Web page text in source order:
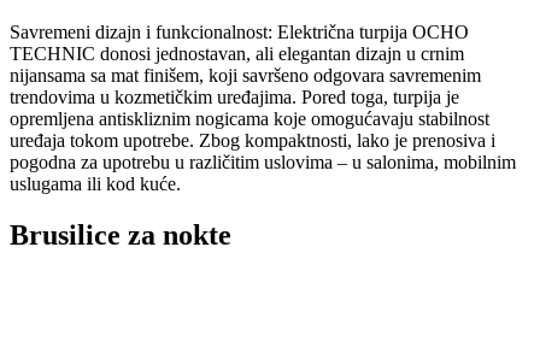
Savremeni dizajn i funkcionalnost: Električna turpija OCHO
TECHNIC donosi jednostavan, ali elegantan dizajn u crnim
nijansama sa mat finišem, koji savršeno odgovara savremenim
trendovima u kozmetičkim uređajima. Pored toga, turpija je
opremljena antiskliznim nogicama koje omogućavaju stabilnost
uređaja tokom upotrebe. Zbog kompaktnosti, lako je prenosiva i
pogodna za upotrebu u različitim uslovima – u salonima, mobilnim
uslugama ili kod kuće.
Brusilice za nokte